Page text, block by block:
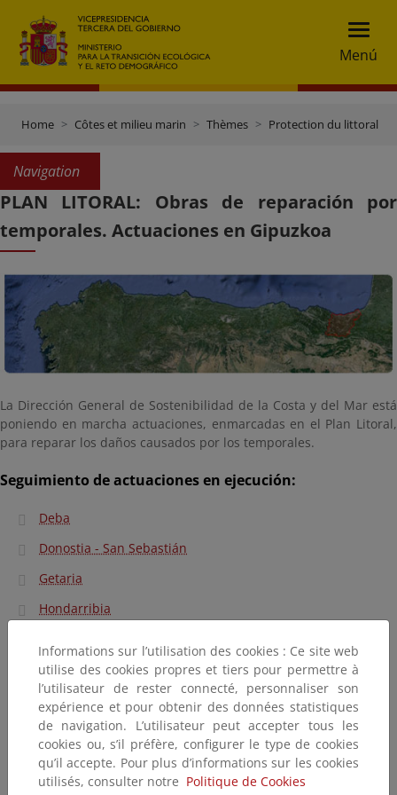
Menú
Home Côtes et milieu marin Thèmes Protection du littoral
Navigation
PLAN LITORAL: Obras de reparación por
temporales. Actuaciones en Gipuzkoa
La Dirección General de Sostenibilidad de la Costa y del Mar está
poniendo en marcha actuaciones, enmarcadas en el Plan Litoral,
para reparar los daños causados por los temporales.
Seguimiento de actuaciones en ejecución:
Deba
Donostia - San Sebastián
Getaria
Hondarribia
Orio
Zarautz
Zarautz - Getaria
Zumaia
Informations sur l’utilisation des cookies : Ce site web
utilise des cookies propres et tiers pour permettre à
l’utilisateur de rester connecté, personnaliser son
expérience et pour obtenir des données statistiques
de navigation. L’utilisateur peut accepter tous les
cookies ou, s’il préfère, configurer le type de cookies
qu’il accepte. Pour plus d’informations sur les cookies
utilisés, consulter notre Politique de Cookies